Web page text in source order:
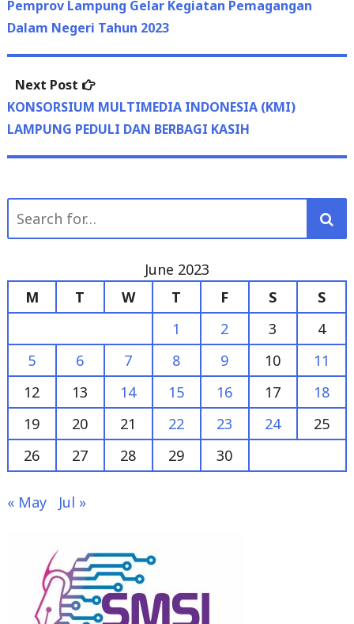
Next Post
Next
post:
KONSORSIUM MULTIMEDIA INDONESIA (KMI)
LAMPUNG PEDULI DAN BERBAGI KASIH
Search
1
2 3
4
5
6 7 8 9 10
11
12
13 14 15 16 17
18
19
20 21 22 23 24
25
26
27 28 29 30
« May Jul »